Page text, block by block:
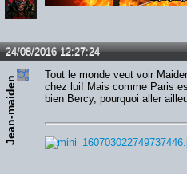
24/08/2016 12:27:24
Jean-maiden
Tout le monde veut voir
chez lui! Mais comme Paris
bien Bercy, pourquoi aller